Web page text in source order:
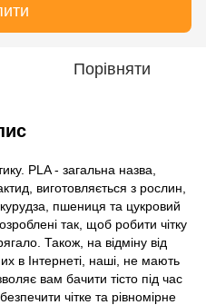
Порівняти
PLA - загальна назва,
виготовляється з рослин,
пшениця та цукровий
так, щоб робити чітку
Також, на відміну від
в Інтернеті, наші, не мають
вам бачити тісто під час
чітке та рівномірне